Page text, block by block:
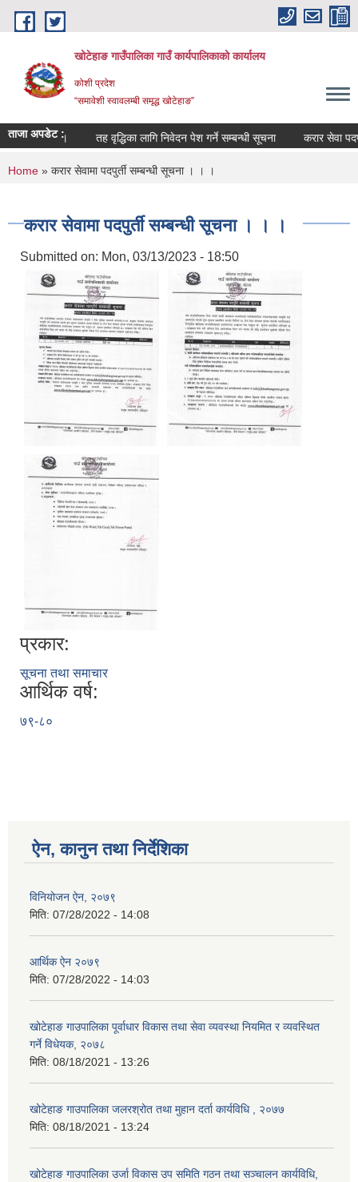
Skip to main content
खोटेहाङ गाउँपालिका गाउँ कार्यपालिकाको कार्यालय
कोशी प्रदेश
“समावेशी स्वावलम्बी समृद्ध खोटेहाङ”
ताजा अपडेट :
सूचना । तह वृद्धिका लागि निवेदन पेश गर्ने सम्बन्धी सूचना करार सेवा
You are here
Home » करार सेवामा पदपुर्ती सम्बन्धी सूचना । । ।
करार सेवामा पदपुर्ती सम्बन्धी सूचना । । ।
Submitted on: Mon, 03/13/2023 - 18:50
प्रकार:
सूचना तथा समाचार
आर्थिक वर्ष:
७९-८०
ऐन, कानुन तथा निर्देशिका
विनियोजन ऐन, २०७९
मिति: 07/28/2022 - 14:08
आर्थिक ऐन २०७९
मिति: 07/28/2022 - 14:03
खोटेहाङ गाउपालिका पूर्वाधार विकास तथा सेवा व्यवस्था नियमित र व्यवस्थित
गर्ने विधेयक, २०७८
मिति: 08/18/2021 - 13:26
खोटेहाङ गाउपालिका जलरश्रोत तथा मुहान दर्ता कार्यविधि , २०७७
मिति: 08/18/2021 - 13:24
खोटेहाङ गाउपालिका उर्जा विकास उप समिति गठन तथा सञ्चालन कार्यविधि,